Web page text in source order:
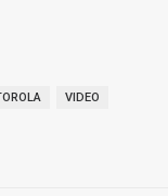
VIDEO